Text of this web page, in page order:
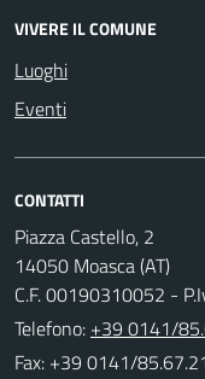
VIVERE IL COMUNE
Luoghi
Eventi
CONTATTI
Piazza Castello, 2
14050 Moasca (AT)
C.F. 00190310052 -
Telefono: +39 0141/
Fax: +39 0141/85.67.21